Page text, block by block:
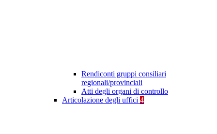
Rendiconti gruppi consiliari
regionali/provinciali
Atti degli organi di controllo
Articolazione degli uffici 4